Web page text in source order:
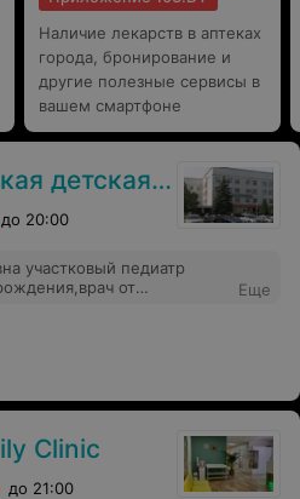
Наличие лекарств в аптеках
города, бронирование и
другие полезные сервисы в
вашем смартфоне
поликлиника
до 20:00
участковый педиатр
от
и рекомендации
безмерно,что у
врач.
Еще
Clinic
до 21:00